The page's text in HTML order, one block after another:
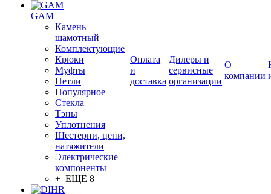
GAM
Камень
шамотный
Комплектующие
Крюки
Муфты
Петли
Популярное
Стекла
Тэны
Уплотнения
Шестерни, цепи,
натяжители
Электрические
компоненты
+ ЕЩЕ 8
Оплата
и
доставка
Дилеры и
сервисные
организации
О
компании